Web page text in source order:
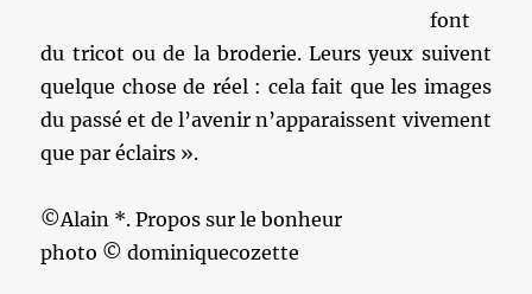
font
du tricot ou de la broderie. Leurs yeux suivent
quelque chose de réel : cela fait que les images
du passé et de l’avenir n’apparaissent vivement
que par éclairs ».
©Alain *. Propos sur le bonheur
photo © dominiquecozette